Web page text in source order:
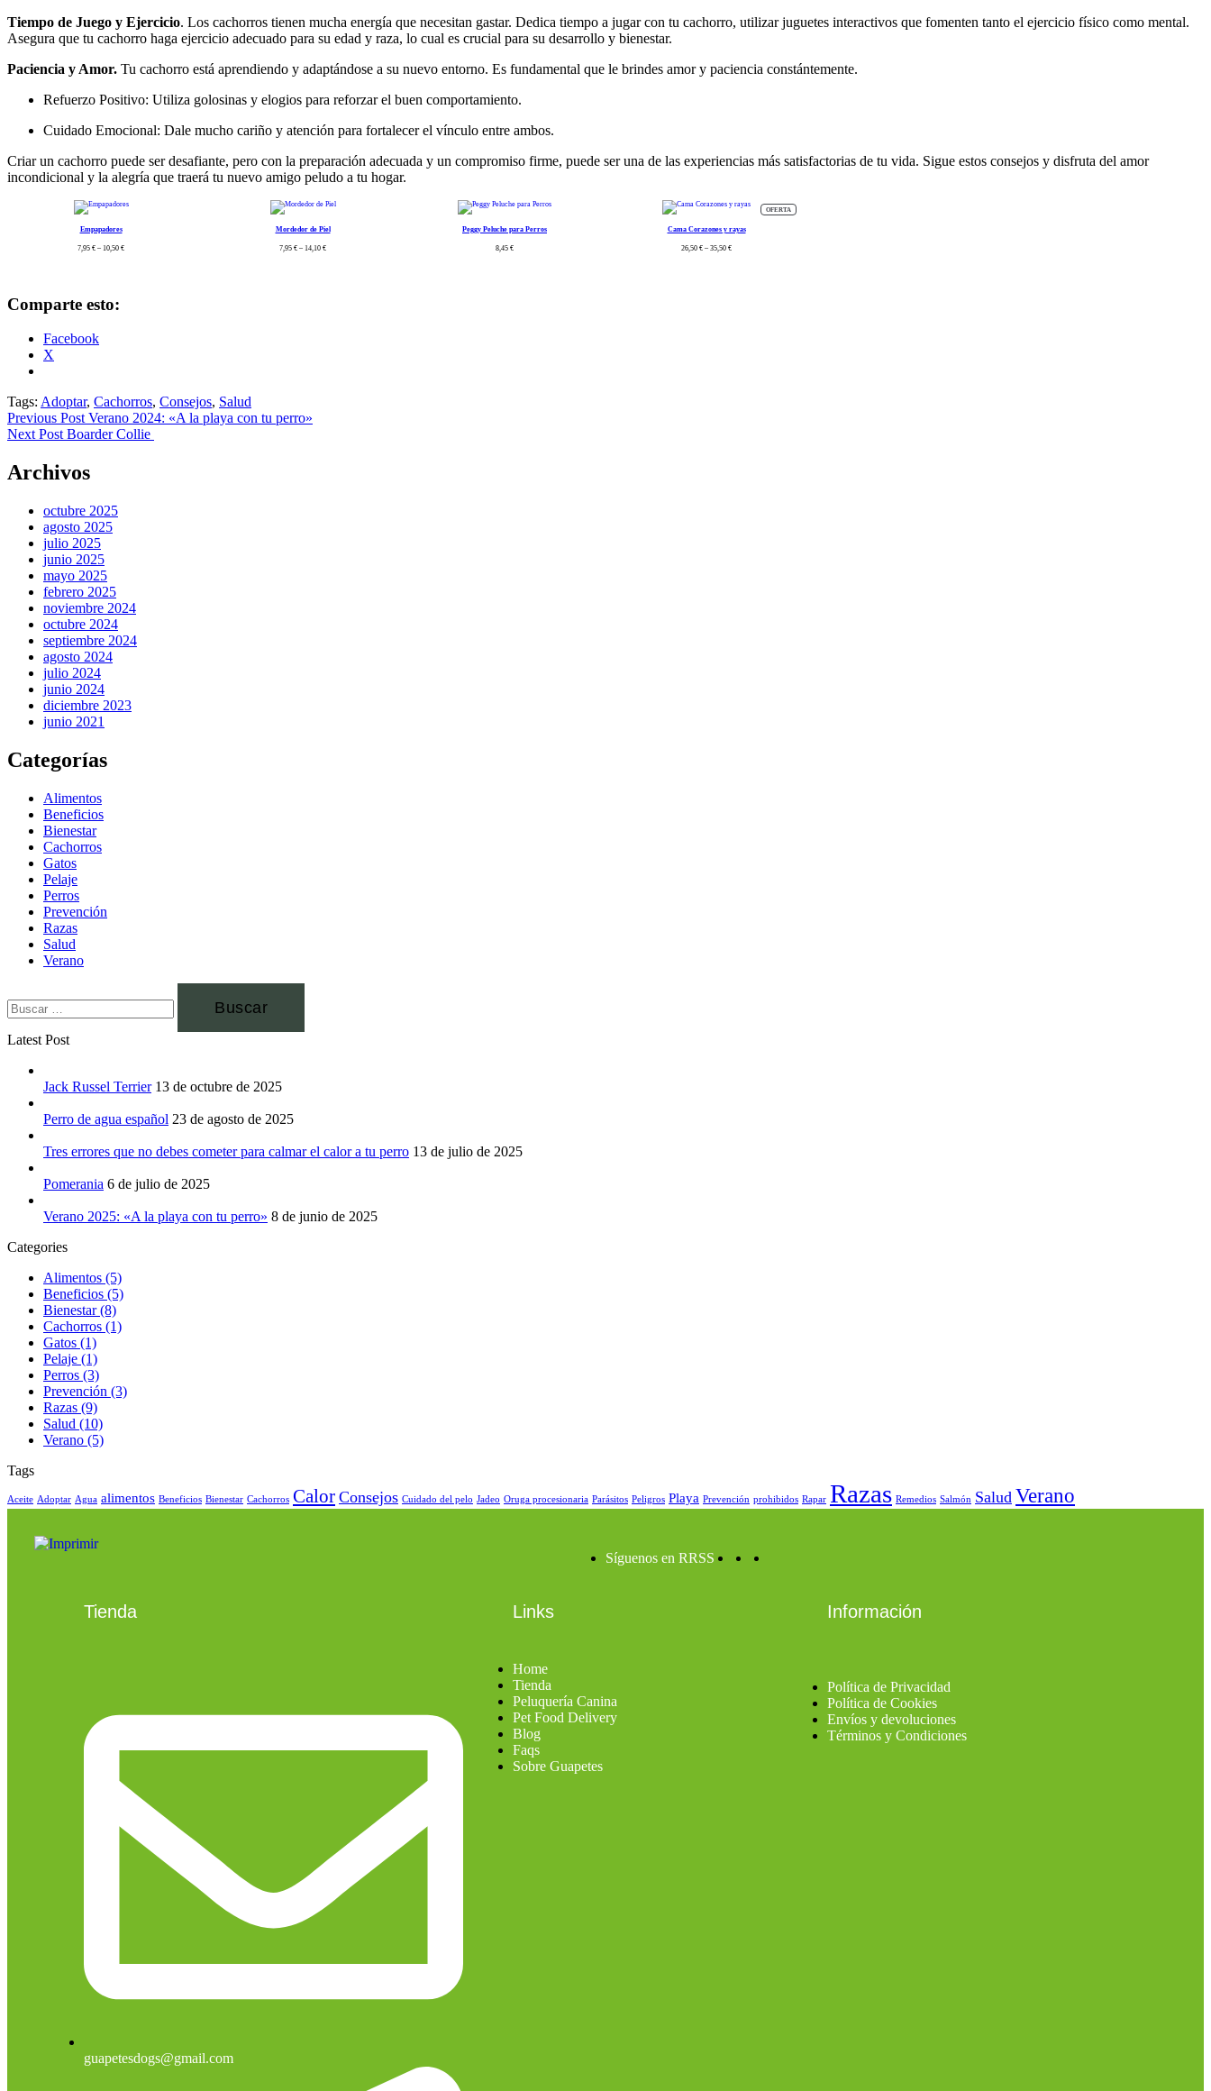
Tiempo de Juego y Ejercicio. Los cachorros tienen mucha energía que necesitan gastar. Dedica tiempo a jugar con tu cachorro, utilizar juguetes interactivos que fomenten tanto el ejercicio físico como mental.
Asegura que tu cachorro haga ejercicio adecuado para su edad y raza, lo cual es crucial para su desarrollo y bienestar.
Paciencia y Amor. Tu cachorro está aprendiendo y adaptándose a su nuevo entorno. Es fundamental que le brindes amor y paciencia constántemente.
Refuerzo Positivo: Utiliza golosinas y elogios para reforzar el buen comportamiento.
Cuidado Emocional: Dale mucho cariño y atención para fortalecer el vínculo entre ambos.
Criar un cachorro puede ser desafiante, pero con la preparación adecuada y un compromiso firme, puede ser una de las experiencias más satisfactorias de tu vida. Sigue estos consejos y disfruta del amor
incondicional y la alegría que traerá tu nuevo amigo peludo a tu hogar.
Empapadores
7,95 € – 10,50 €
Mordedor de Piel
7,95 € – 14,10 €
Peggy Peluche para Perros
8,45 €
OFERTA
Cama Corazones y rayas
26,50 € – 35,50 €
Comparte esto:
Facebook
X
Tags: Adoptar, Cachorros, Consejos, Salud
Previous Post Verano 2024: «A la playa con tu perro»
Next Post Boarder Collie
Archivos
octubre 2025
agosto 2025
julio 2025
junio 2025
mayo 2025
febrero 2025
noviembre 2024
octubre 2024
septiembre 2024
agosto 2024
julio 2024
junio 2024
diciembre 2023
junio 2021
Categorías
Alimentos
Beneficios
Bienestar
Cachorros
Gatos
Pelaje
Perros
Prevención
Razas
Salud
Verano
Latest Post
Jack Russel Terrier 13 de octubre de 2025
Perro de agua español 23 de agosto de 2025
Tres errores que no debes cometer para calmar el calor a tu perro 13 de julio de 2025
Pomerania 6 de julio de 2025
Verano 2025: «A la playa con tu perro» 8 de junio de 2025
Categories
Alimentos (5)
Beneficios (5)
Bienestar (8)
Cachorros (1)
Gatos (1)
Pelaje (1)
Perros (3)
Prevención (3)
Razas (9)
Salud (10)
Verano (5)
Tags
Aceite Adoptar Agua alimentos Beneficios Bienestar Cachorros Calor Consejos Cuidado del pelo Jadeo Oruga procesionaria Parásitos Peligros Playa Prevención prohibidos Rapar Razas Remedios Salmón Salud Verano
Síguenos en RRSS
Tienda
guapetesdogs@gmail.com
Links
Home
Tienda
Peluquería Canina
Pet Food Delivery
Blog
Faqs
Sobre Guapetes
Información
Política de Privacidad
Política de Cookies
Envíos y devoluciones
Términos y Condiciones